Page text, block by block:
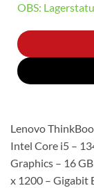
OBS:
Lenovo
Intel Core i5 –
Graphics – 16
x 1200 – Gigabit